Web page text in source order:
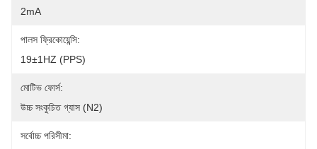
2mA
পালস ফ্রিকোয়েন্সি:
19±1HZ (PPS)
মোটিভ ফোর্স:
উচ্চ সংকুচিত গ্যাস (N2)
সর্বোচ্চ পরিসীমা: